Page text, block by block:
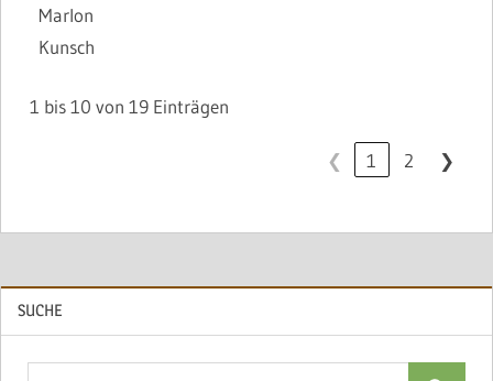
Marlon
Kunsch
1 bis 10 von 19 Einträgen
❮ 1 2 ❯
SUCHE